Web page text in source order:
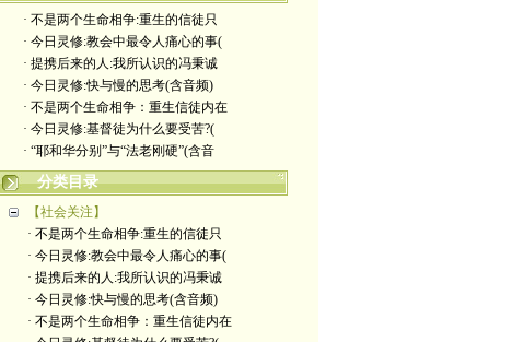
· 不是两个生命相争:重生的信徒只
· 今日灵修:教会中最令人痛心的事(
· 提携后来的人:我所认识的冯秉诚
· 今日灵修:快与慢的思考(含音频)
· 不是两个生命相争：重生信徒内在
· 今日灵修:基督徒为什么要受苦?(
· “耶和华分别”与“法老刚硬”(含音
分类目录
【社会关注】
· 不是两个生命相争:重生的信徒只
· 今日灵修:教会中最令人痛心的事(
· 提携后来的人:我所认识的冯秉诚
· 今日灵修:快与慢的思考(含音频)
· 不是两个生命相争：重生信徒内在